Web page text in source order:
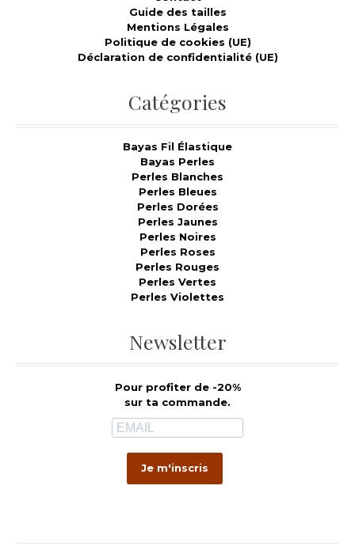
Guide des tailles
Mentions Légales
Politique de cookies (UE)
Déclaration de confidentialité (UE)
Catégories
Bayas Fil Élastique
Bayas Perles
Perles Blanches
Perles Bleues
Perles Dorées
Perles Jaunes
Perles Noires
Perles Roses
Perles Rouges
Perles Vertes
Perles Violettes
Newsletter
Pour profiter de -20%
sur ta commande.
Je m'inscris